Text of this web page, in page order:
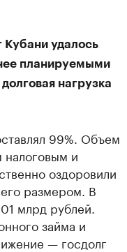
Кубани удалось
планируемыми
нагрузка
99%. Объем
налоговым и
оздоровили
размером. В
млрд рублей.
займа и
— госдолг